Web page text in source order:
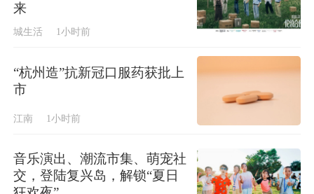
来
城生活 1小时前
“杭州造”抗新冠口服药获批上
市
江南 1小时前
音乐演出、潮流市集、萌宠社
交，登陆复兴岛，解锁“夏日